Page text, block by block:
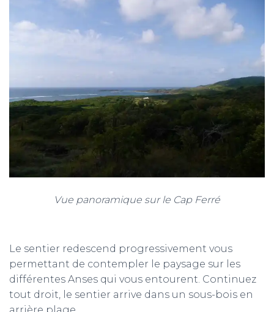
Vue panoramique sur le Cap Ferré
Le sentier redescend progressivement vous
permettant de contempler le paysage sur les
différentes Anses qui vous entourent. Continuez
tout droit, le sentier arrive dans un sous-bois en